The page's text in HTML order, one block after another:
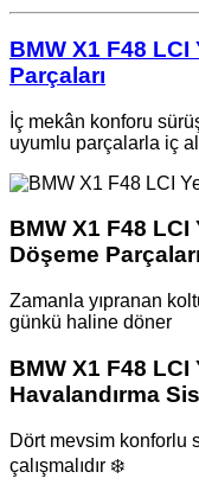
BMW X1 F48 LCI
Parçaları
İç mekân konforu
uyumlu parçalarla iç
BMW X1 F48
Döşeme Parçaları
Zamanla yıpranan
günkü haline döner
BMW X1 F48
Havalandırma
Dört mevsim konforlu
çalışmalıdır ❄️️